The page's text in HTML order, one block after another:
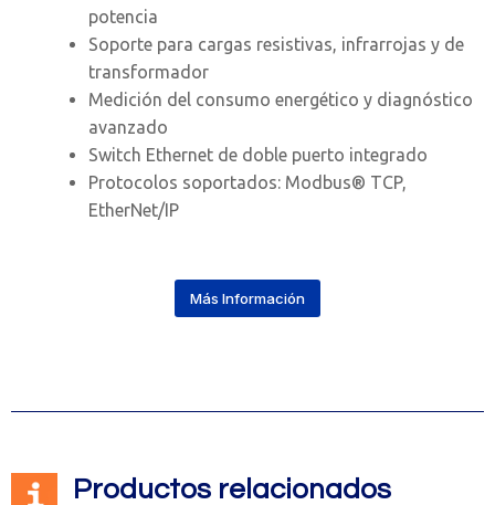
potencia
Soporte para cargas resistivas, infrarrojas y de
transformador
Medición del consumo energético y diagnóstico
avanzado
Switch Ethernet de doble puerto integrado
Protocolos soportados: Modbus® TCP,
EtherNet/IP
Más Información
Productos relacionados